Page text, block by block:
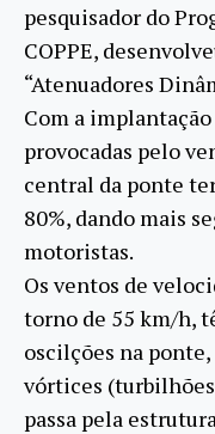
pesquisador do
COPPE,
“Atenuadores
Com a implantação
provocadas pelo
central da ponte
80%, dando mais
motoristas.
Os ventos de
torno de 55 km/h,
oscilções na
vórtices
passa pela